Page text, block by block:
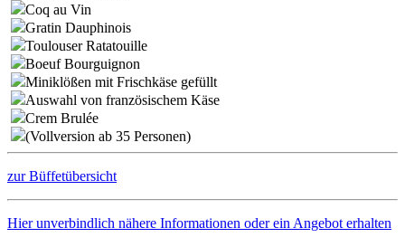
Coq au Vin
Gratin Dauphinois
Toulouser Ratatouille
Boeuf Bourguignon
Miniklößen mit Frischkäse gefüllt
Auswahl von französischem Käse
Crem Brulée
(Vollversion ab 35 Personen)
zur Büffetübersicht
Hier unverbindlich nähere Informationen oder ein Angebot erhalten